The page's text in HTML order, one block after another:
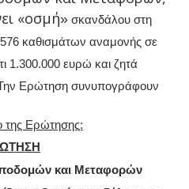
«οσμή»σκανδάλου στη
καθισμάτων αναμονής σε
1.300.000 ευρώ και ζητά
Ερώτηση συνυπογράφουν
της Ερώτησης:
και Μεταφορών